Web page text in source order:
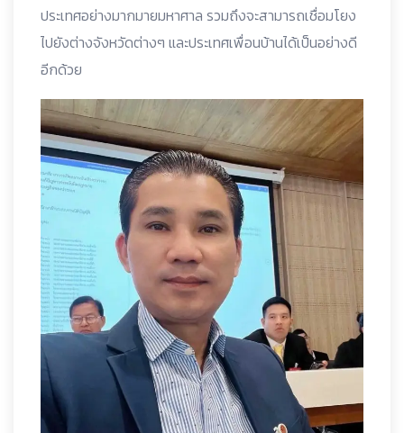
ประเทศอย่างมากมายมหาศาล รวมถึงจะสามารถเชื่อมโยง
ไปยังต่างจังหวัดต่างๆ และประเทศเพื่อนบ้านได้เป็นอย่างดี
อีกด้วย